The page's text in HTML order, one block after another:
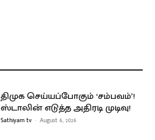
திமுக செய்யப்போகும் ‘சம்பவம்’!
ஸ்டாலின் எடுத்த அதிரடி முடிவு!
Sathiyam tv - August 6, 2026